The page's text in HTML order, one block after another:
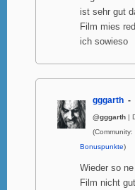
ist sehr gut
Film mies
ich sowieso
gggarth
@gggarth |
(Community:
Bonuspunkte)
Wieder so
Film nicht